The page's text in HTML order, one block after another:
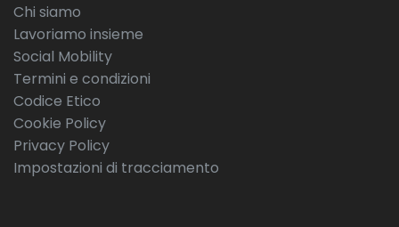
Chi siamo
Lavoriamo insieme
Social Mobility
Termini e condizioni
Codice Etico
Cookie Policy
Privacy Policy
Impostazioni di tracciamento